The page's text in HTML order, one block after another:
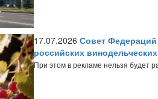
17.07.2026 Совет
российских
При этом в рекламе нельзя будет